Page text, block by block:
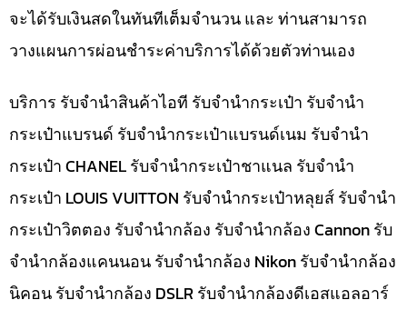
จะได้รับเงินสดในทันทีเต็มจำนวน และ ท่านสามารถ
วางแผนการผ่อนชำระค่าบริการได้ด้วยตัวท่านเอง
บริการ รับจำนำสินค้าไอที รับจำนำกระเป๋า รับจำนำ
กระเป๋าแบรนด์ รับจำนำกระเป๋าแบรนด์เนม รับจำนำ
กระเป๋า CHANEL รับจำนำกระเป๋าชาแนล รับจำนำ
กระเป๋า LOUIS VUITTON รับจำนำกระเป๋าหลุยส์ รับจำนำ
กระเป๋าวิตตอง รับจำนำกล้อง รับจำนำกล้อง Cannon รับ
จำนำกล้องแคนนอน รับจำนำกล้อง Nikon รับจำนำกล้อง
นิคอน รับจำนำกล้อง DSLR รับจำนำกล้องดีเอสแอลอาร์